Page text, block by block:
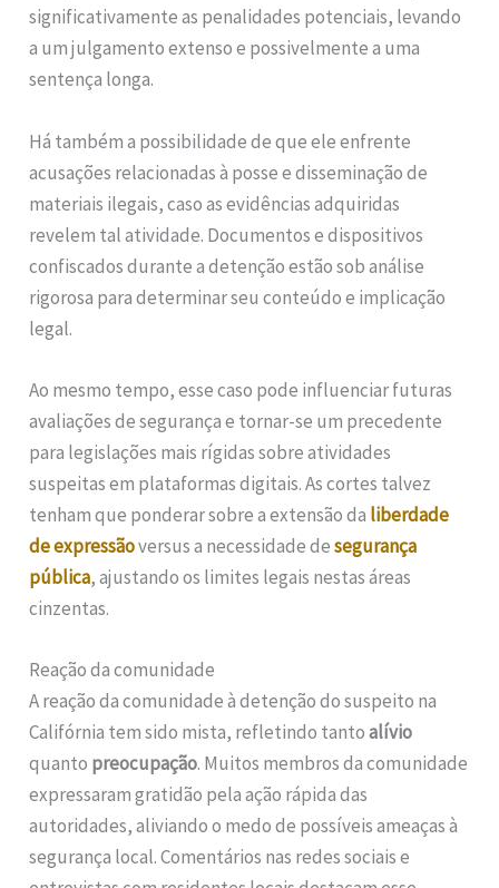
significativamente as penalidades potenciais, levando
a um julgamento extenso e possivelmente a uma
sentença longa.
Há também a possibilidade de que ele enfrente
acusações relacionadas à posse e disseminação de
materiais ilegais, caso as evidências adquiridas
revelem tal atividade. Documentos e dispositivos
confiscados durante a detenção estão sob análise
rigorosa para determinar seu conteúdo e implicação
legal.
Ao mesmo tempo, esse caso pode influenciar futuras
avaliações de segurança e tornar-se um precedente
para legislações mais rígidas sobre atividades
suspeitas em plataformas digitais. As cortes talvez
tenham que ponderar sobre a extensão da liberdade
de expressãoversus a necessidade desegurança
pública, ajustando os limites legais nestas áreas
cinzentas.
Reação da comunidade
A reação da comunidade à detenção do suspeito na
Califórnia tem sido mista, refletindo tantoalívio
quanto preocupação. Muitos membros da comunidade
expressaram gratidão pela ação rápida das
autoridades, aliviando o medo de possíveis ameaças à
segurança local. Comentários nas redes sociais e